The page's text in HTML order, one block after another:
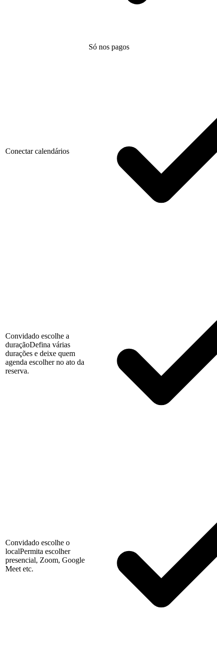
Só nos pagos
Conectar calendários
Convidado escolhe a
duraçãoDefina várias
durações e deixe quem
agenda escolher no ato da
reserva.
Convidado escolhe o
localPermita escolher
presencial, Zoom, Google
Meet etc.